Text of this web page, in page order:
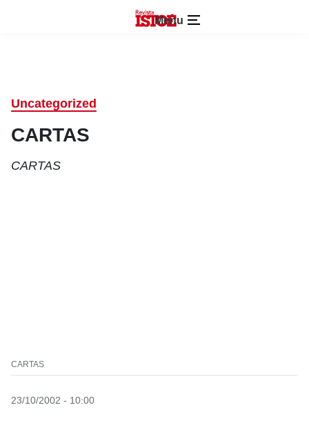
Menu
Uncategorized
CARTAS
CARTAS
CARTAS
23/10/2002 - 10:00